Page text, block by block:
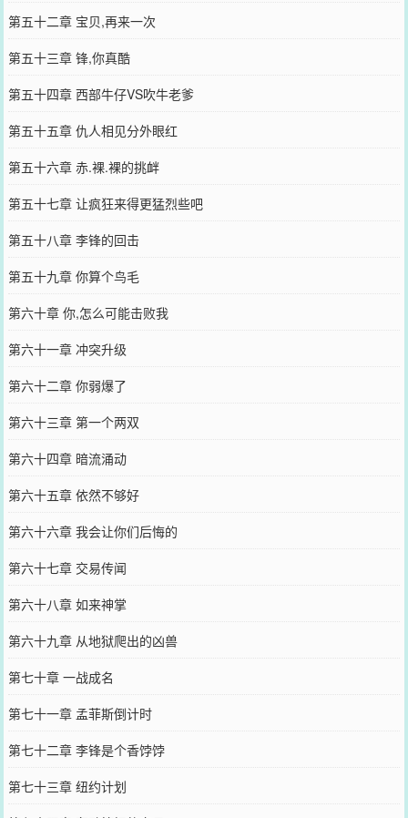
第五十二章 宝贝,再来一次
第五十三章 锋,你真酷
第五十四章 西部牛仔VS吹牛老爹
第五十五章 仇人相见分外眼红
第五十六章 赤.裸.裸的挑衅
第五十七章 让疯狂来得更猛烈些吧
第五十八章 李锋的回击
第五十九章 你算个鸟毛
第六十章 你,怎么可能击败我
第六十一章 冲突升级
第六十二章 你弱爆了
第六十三章 第一个两双
第六十四章 暗流涌动
第六十五章 依然不够好
第六十六章 我会让你们后悔的
第六十七章 交易传闻
第六十八章 如来神掌
第六十九章 从地狱爬出的凶兽
第七十章 一战成名
第七十一章 孟菲斯倒计时
第七十二章 李锋是个香饽饽
第七十三章 纽约计划